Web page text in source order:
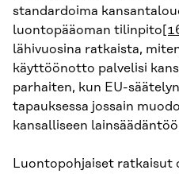
standardoima
luontopääoman tilinpito
lähivuosina ratkaista,
käyttöönotto palvelisi
parhaiten, kun EU-
tapauksessa jossain
kansalliseen
Luontopohjaiset ratkaisut